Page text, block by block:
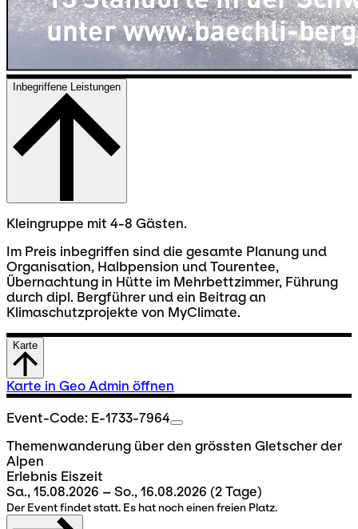
Inbegriffene Leistungen
Kleingruppe mit 4-8 Gästen.
Im Preis inbegriffen sind die gesamte Planung und
Organisation, Halbpension und Tourentee,
Übernachtung in Hütte im Mehrbettzimmer, Führung
durch dipl. Bergführer und ein Beitrag an
Klimaschutzprojekte von MyClimate.
Karte
Karte in Geo Admin öffnen
Event-Code: E-1733-7964
Themenwanderung über den grössten Gletscher der
Alpen
Erlebnis Eiszeit
Sa., 15.08.2026 – So., 16.08.2026 (2 Tage)
Der Event findet statt. Es hat noch einen freien Platz.